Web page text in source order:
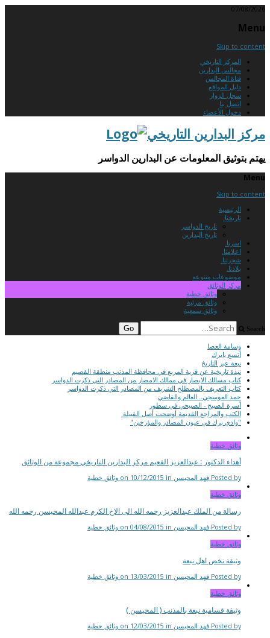
07/08/2026
Menu
Skip to content
المركز التاريخي
مجالس البدارين
قناة المجالس
دليل المواقع
سجل الزوار
اتصل بنا
دخول الأعضاء
مركز البدارين التاريخي
يهتم بتوثيق المعلومات عن البدارين الدواسر
Menu
Skip to content
الرئيسية
تاريخنا.
تاريخ الدواسر
تاريخ البدارين
اسرنا.
اعلامنا.
شجرتنا.
بلادنا.
موضوعات متنوعه
مركز الوثائق
وثائق خطية
وثائق مرئية
وثائق سمعية
Search
وسامة العصا
أتسع يابرك
نبعة عبر التاريخ
نبذة تاريخية عن قرية المربع في محافظة المذنب منطقة القصيم
كتاب مسالك الابصار في ممالك الامصار من المصادر التي ذكرت الدواسر
كتاب التعريف بالمصطلح الشريف من المصادر التي ذكرت الدواسر
حمد العوسجي.. العالم والقاضي
أسرة الصبيح - الصبيحي في سطور
الكتب والمراجع القديمة أوضحت أصل القبيلة
"وادي برك في عيون المصادر والمؤرخين"
وثائق خطية
أهداء الدكتور : عبدالعزيز الفعيم مركز البدارين التاريخي مجموعة من الوثائق
Posted by فهد المحيسن on 10/12/2015 in وثائق خطية
وثائق خطية
رسالة من الملك عبدالعزيز رحمه الله الى الاخ الكرم عبدالله المحيسن رحمه الله
Posted by فهد المحيسن on 04/08/2015 in وثائق خطية
وثائق خطية
وثيقة تخص اهل نبعة
Posted by فهد المحيسن on 13/03/2015 in وثائق خطية
وثائق خطية
وثيقة قسامية نبعة بالمذنب ( المحيسن )
Posted by فهد المحيسن on 12/03/2015 in وثائق خطية